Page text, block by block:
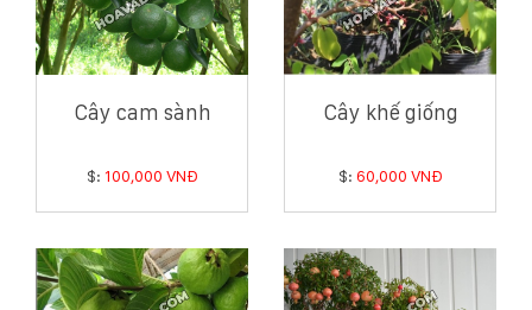
Cây cam sành
$: 100,000 VNĐ
Cây khế giống
$: 60,000 VNĐ